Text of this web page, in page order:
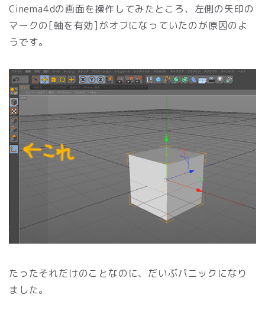
Cinema4dの画面を操作してみたところ、左側の矢印の
マークの[軸を有効]がオフになっていたのが原因のよ
うです。
たったそれだけのことなのに、だいぶパニックになり
ました。